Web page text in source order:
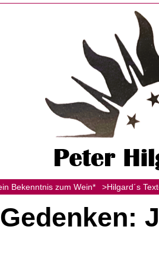
Bekenntnis zum Wein* >Hilgard´s